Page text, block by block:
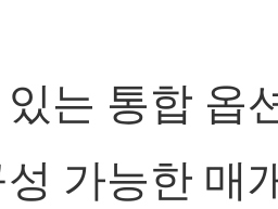
는 통합 옵
가능한 매